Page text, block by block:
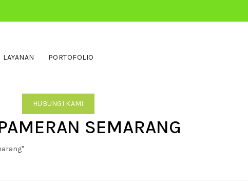
LAYANAN PORTOFOLIO
HUBUNGI KAMI
SEMARANG